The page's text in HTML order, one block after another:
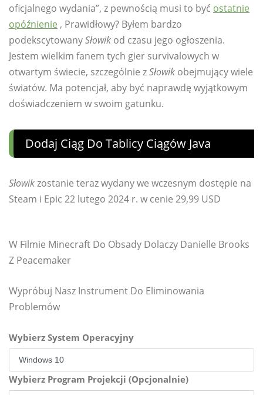
oficjalnego wydania”, z pewnością musi to być ostatnie
opóźnienie , Prawidłowy? Byłem bardzo
podekscytowanySłowik od czasu jego ogłoszenia.
Jestem wielkim fanem tych gier survivalowych w
otwartym świecie, szczególnie zSłowik obejmujący wiele
światów. Ma potencjał, aby być naprawdę wyjątkowym
doświadczeniem w swoim gatunku.
Dodaj Ciąg Do Tablicy Ciągów Java
Słowikzostanie teraz wydany we wczesnym dostępie na
Steam i Epic 22 lutego 2024 r. w cenie 29,99 USD
W Filmie Minecraft Do Obsady Dolaczy Danielle Brooks
Z Peacemaker
Wypróbuj Nasz Instrument Do Eliminowania
Problemów
Wybierz System Operacyjny
Wybierz Program Projekcji (Opcjonalnie)